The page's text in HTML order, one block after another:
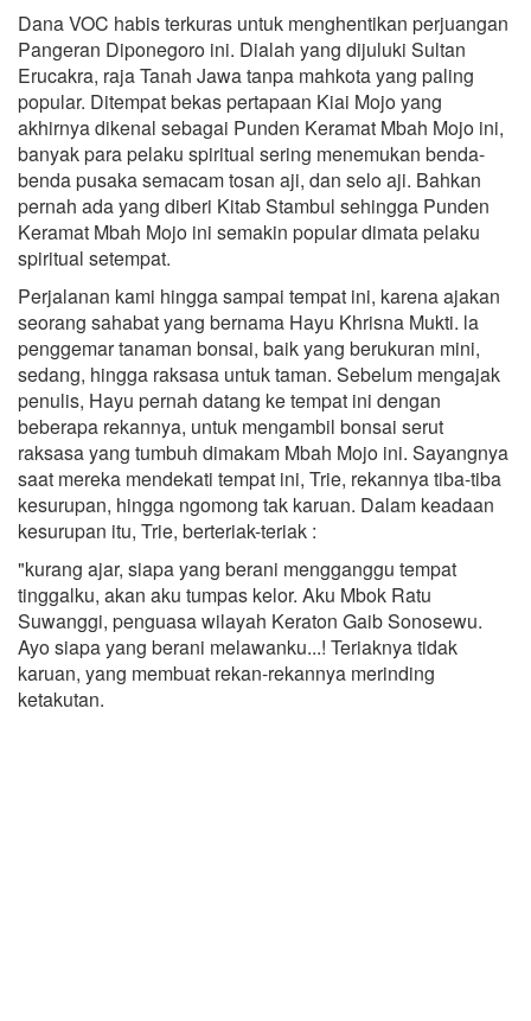
Dana VOC habis terkuras untuk menghentikan perjuangan
Pangeran Diponegoro ini. Dialah yang dijuluki Sultan
Erucakra, raja Tanah Jawa tanpa mahkota yang paling
popular. Ditempat bekas pertapaan Kiai Mojo yang
akhirnya dikenal sebagai Punden Keramat Mbah Mojo ini,
banyak para pelaku spiritual sering menemukan benda-
benda pusaka semacam tosan aji, dan selo aji. Bahkan
pernah ada yang diberi Kitab Stambul sehingga Punden
Keramat Mbah Mojo ini semakin popular dimata pelaku
spiritual setempat.
Perjalanan kami hingga sampai tempat ini, karena ajakan
seorang sahabat yang bernama Hayu Khrisna Mukti. la
penggemar tanaman bonsai, baik yang berukuran mini,
sedang, hingga raksasa untuk taman. Sebelum mengajak
penulis, Hayu pernah datang ke tempat ini dengan
beberapa rekannya, untuk mengambil bonsai serut
raksasa yang tumbuh dimakam Mbah Mojo ini. Sayangnya
saat mereka mendekati tempat ini, Trie, rekannya tiba-tiba
kesurupan, hingga ngomong tak karuan. Dalam keadaan
kesurupan itu, Trie, berteriak-teriak :
"kurang ajar, siapa yang berani mengganggu tempat
tinggalku, akan aku tumpas kelor. Aku Mbok Ratu
Suwanggi, penguasa wilayah Keraton Gaib Sonosewu.
Ayo siapa yang berani melawanku...! Teriaknya tidak
karuan, yang membuat rekan-rekannya merinding
ketakutan.